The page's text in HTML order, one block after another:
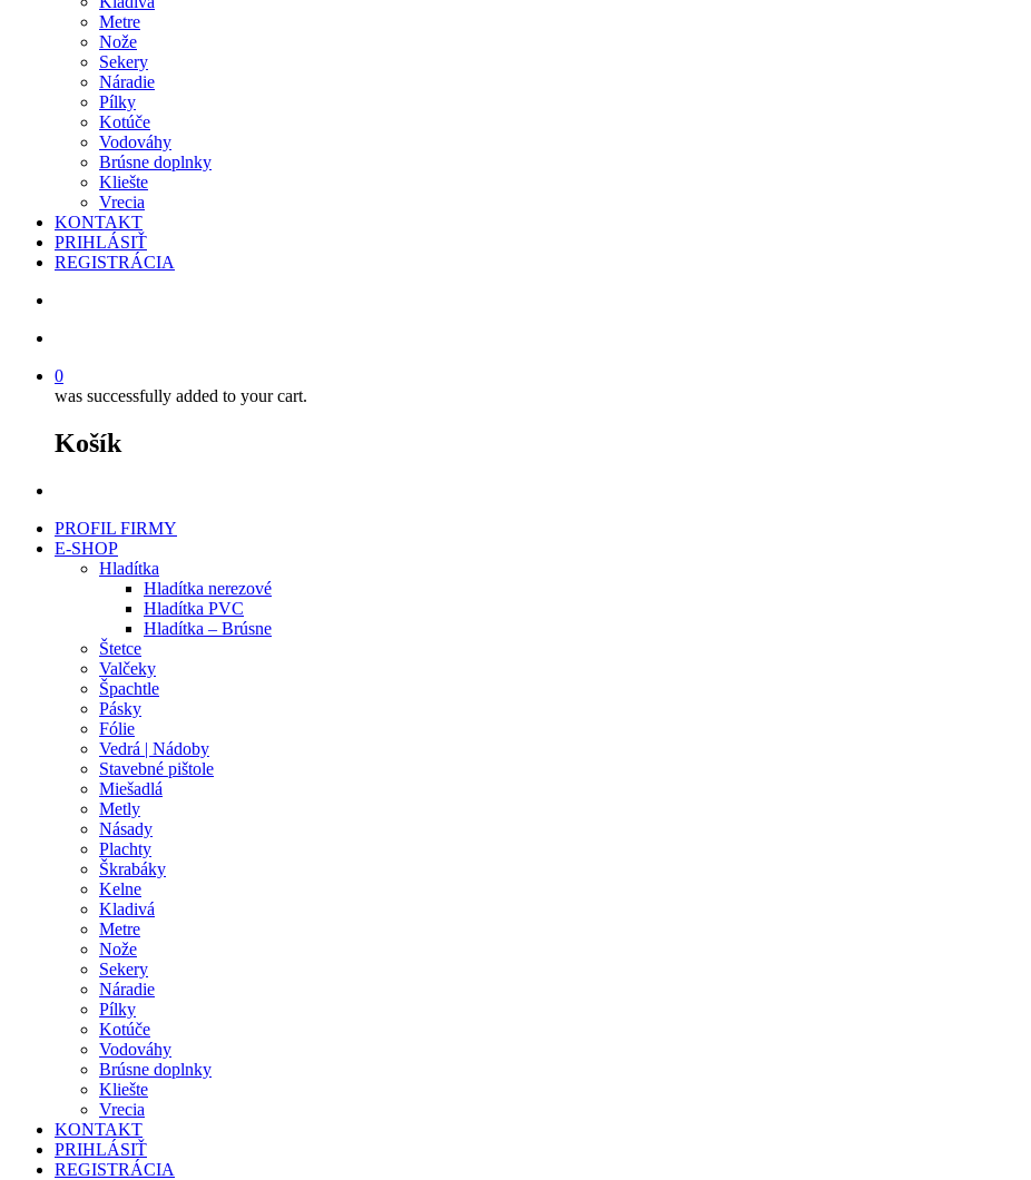
Metre
Nože
Sekery
Náradie
Pílky
Kotúče
Vodováhy
Brúsne doplnky
Kliešte
Vrecia
KONTAKT
PRIHLÁSIŤ
REGISTRÁCIA
0
was successfully added to your cart.
Košík
PROFIL FIRMY
E-SHOP
Hladítka
Hladítka nerezové
Hladítka PVC
Hladítka – Brúsne
Štetce
Valčeky
Špachtle
Pásky
Fólie
Vedrá | Nádoby
Stavebné pištole
Miešadlá
Metly
Násady
Plachty
Škrabáky
Kelne
Kladivá
Metre
Nože
Sekery
Náradie
Pílky
Kotúče
Vodováhy
Brúsne doplnky
Kliešte
Vrecia
KONTAKT
PRIHLÁSIŤ
REGISTRÁCIA